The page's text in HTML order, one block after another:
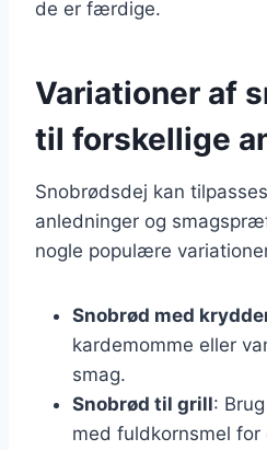
de er færdige.
Variationer af
til forskellige
Snobrødsdej kan
anledninger og
nogle populære
Snobrød med
kardemomme eller
smag.
Snobrød til grill:
med fuldkornsmel for